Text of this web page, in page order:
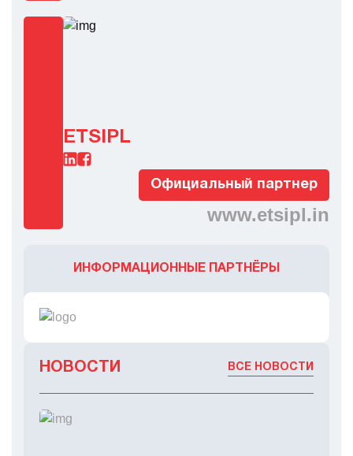
ETSIPL
Официальный партнер
www.etsipl.in
ИНФОРМАЦИОННЫЕ ПАРТНЁРЫ
НОВОСТИ ВСЕ НОВОСТИ